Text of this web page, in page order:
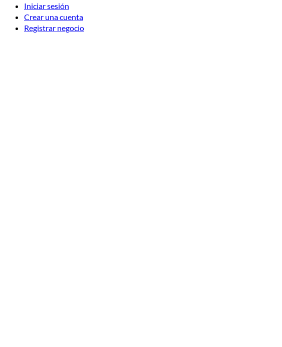
Iniciar sesión
Crear una cuenta
Registrar negocio